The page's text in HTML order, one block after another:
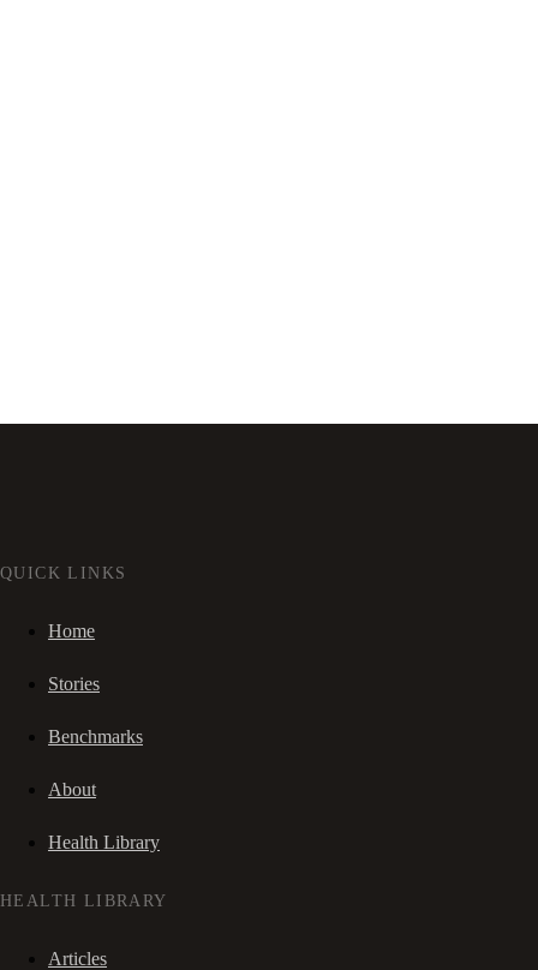
QUICK LINKS
Home
Stories
Benchmarks
About
Health Library
HEALTH LIBRARY
Articles